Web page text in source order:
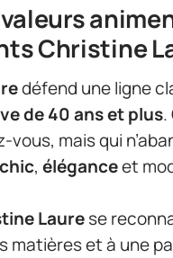
Christine
défend une ligne
de 40 ans et plus.
vous, mais qui
chic, éléganceet
Laurese
matières et à une